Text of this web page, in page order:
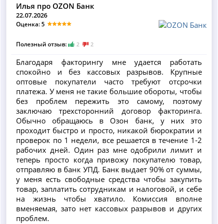
Илья про OZON Банк
22.07.2026
Оценка: 5
Полезный отзыв: 2 2
Благодаря факторингу мне удается работать
спокойно и без кассовых разрывов. Крупные
оптовые покупатели часто требуют отсрочки
платежа. У меня не такие большие обороты, чтобы
без проблем пережить это самому, поэтому
заключаю трехсторонний договор факторинга.
Обычно обращаюсь в Озон банк, у них это
проходит быстро и просто, никакой бюрократии и
проверок по 1 недели, все решается в течение 1-2
рабочих дней. Один раз мне одобрили лимит и
теперь просто когда привожу покупателю товар,
отправляю в банк УПД. Банк выдает 90% от суммы,
у меня есть свободные средства чтобы закупить
товар, заплатить сотрудникам и налоговой, и себе
на жизнь чтобы хватило. Комиссия вполне
вменяемая, зато нет кассовых разрывов и других
проблем.